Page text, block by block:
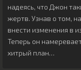
надеясь, что Джон
жертв. Узнав о том,
внести изменения в
Теперь он
хитрый план…